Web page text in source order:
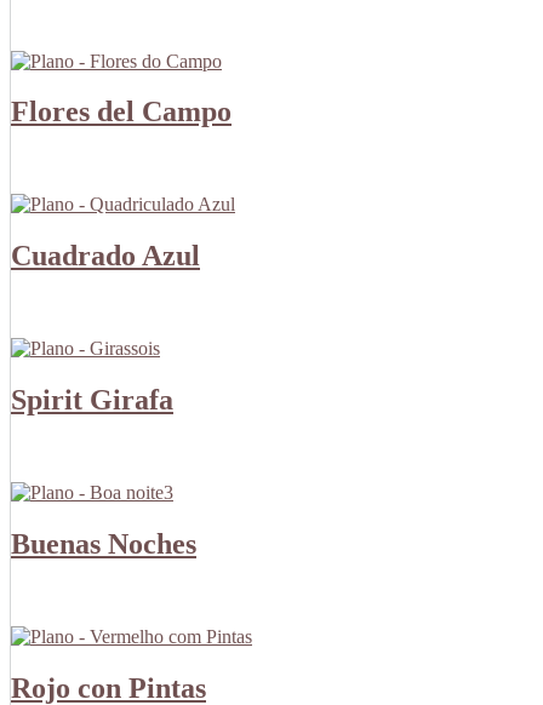
Flores del Campo
Cuadrado Azul
Spirit Girafa
Buenas Noches
Rojo con Pintas